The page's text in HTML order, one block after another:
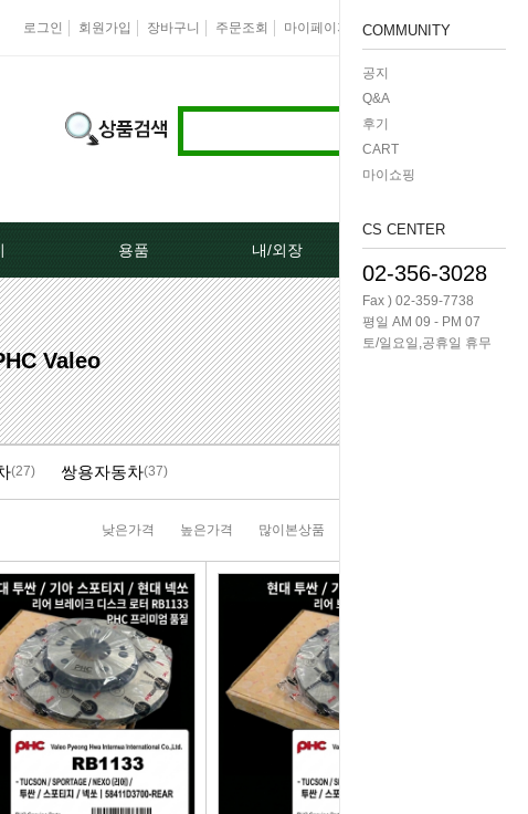
로그인 회원가입 장바구니 주문조회 마이페이지 즐겨찾기 회사소개
네이터[모비스]
터/쎄루모다[모비스]
터네이터풀리
배터리터미널
화플러그[보쉬]
러그[참피온.NGK]
화플러그[순정품]
배선 정품/일반품
비후다켑.로라
점화코일[정품]
용품
오토크로바모음전
경동 모음전
엔진용품
왁스코팅용품
실내용품
향균탈치용품
세정용품
글래스케어용품
휠 타이어용품
전기용품
내/외장
도어핸들[내켓치.외켓치]
트렁크쇼바
본넷쇼바
휠캡/허브캡
흙받이[머드가드]
연료/주유구캡
싸이드리피드
와이퍼[브러쉬]
사이드미러[빽미러]
케미칼/공구
오일필터렌치 -다
COMMUNITY
공지
Q&A
후기
CART
마이쇼핑
CS CENTER
02-356-3028
Fax ) 02-359-7738
평일 AM 09 - PM 07
토/일요일,공휴일 휴무
Valeo
(27) 쌍용자동차(37)
낮은가격 높은가격 많이본상품